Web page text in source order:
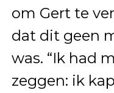
om Gert te
dat dit geen
was. “Ik had
zeggen: ik